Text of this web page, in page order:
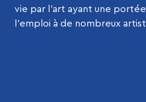
vie par l’art ayant une
l’emploi à de nombreux